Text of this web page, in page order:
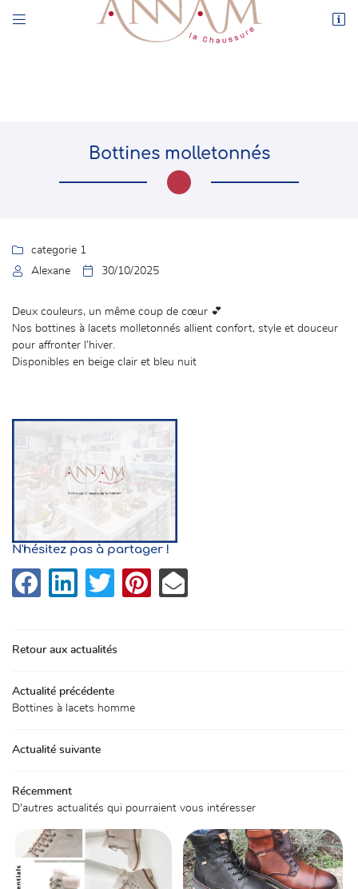

boutique
Avis
Actualités
Contact

Rejoignez-
Adresse email de réception
En cochant cette case, vous consentez à recevoir nos propositions commerciales à
INSCRIPTION
Bottines molletonnés

categorie 1

Alexane  30/10/2025
Deux couleurs, un même coup de cœur 💕
Nos bottines à lacets molletonnés allient confort, style et douceur
pour affronter l’hiver.
Disponibles en beige clair et bleu nuit
N'hésitez pas à partager !
Retour aux actualités
Actualité précédente
Bottines à lacets homme
Actualité suivante
Récemment
D'autres actualités qui pourraient vous intéresser